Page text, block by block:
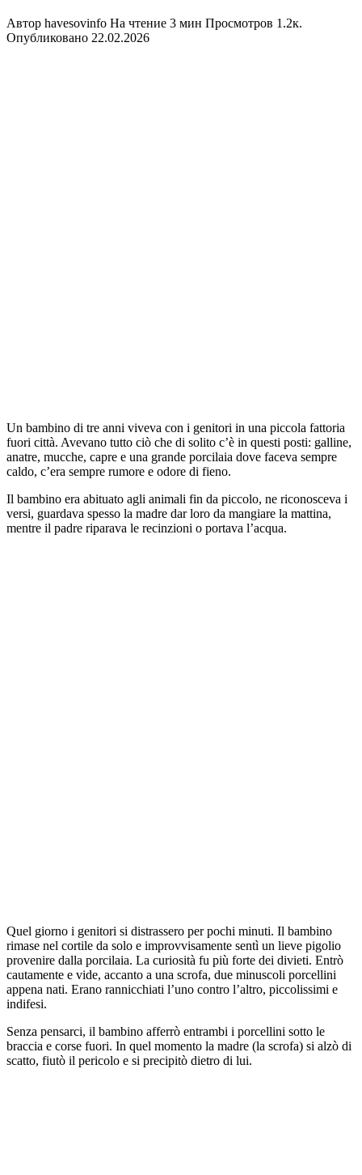
Автор havesovinfo На чтение 3 мин Просмотров 1.2к.
Опубликовано 22.02.2026
Un bambino di tre anni viveva con i genitori in una piccola fattoria
fuori città. Avevano tutto ciò che di solito c’è in questi posti: galline,
anatre, mucche, capre e una grande porcilaia dove faceva sempre
caldo, c’era sempre rumore e odore di fieno.
Il bambino era abituato agli animali fin da piccolo, ne riconosceva i
versi, guardava spesso la madre dar loro da mangiare la mattina,
mentre il padre riparava le recinzioni o portava l’acqua.
Quel giorno i genitori si distrassero per pochi minuti. Il bambino
rimase nel cortile da solo e improvvisamente sentì un lieve pigolio
provenire dalla porcilaia. La curiosità fu più forte dei divieti. Entrò
cautamente e vide, accanto a una scrofa, due minuscoli porcellini
appena nati. Erano rannicchiati l’uno contro l’altro, piccolissimi e
indifesi.
Senza pensarci, il bambino afferrò entrambi i porcellini sotto le
braccia e corse fuori. In quel momento la madre (la scrofa) si alzò di
scatto, fiutò il pericolo e si precipitò dietro di lui.